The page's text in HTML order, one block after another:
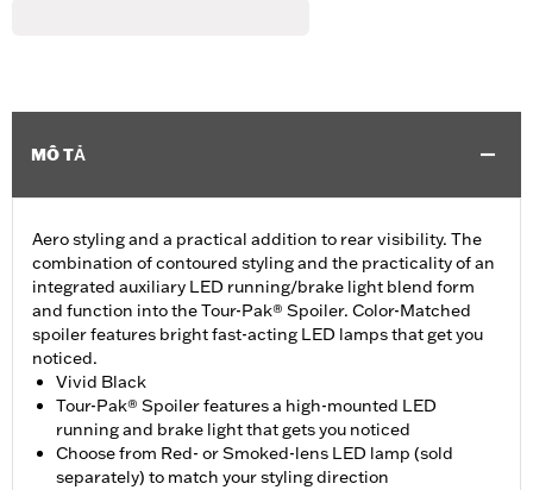
MÔ TẢ
Aero styling and a practical addition to rear visibility. The
combination of contoured styling and the practicality of an
integrated auxiliary LED running/brake light blend form
and function into the Tour-Pak® Spoiler. Color-Matched
spoiler features bright fast-acting LED lamps that get you
noticed.
Vivid Black
Tour-Pak® Spoiler features a high-mounted LED
running and brake light that gets you noticed
Choose from Red- or Smoked-lens LED lamp (sold
separately) to match your styling direction